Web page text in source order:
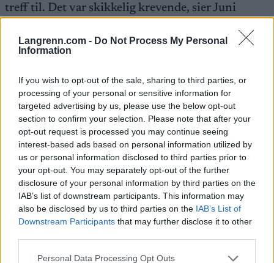
Langrenn.com - Do Not Process My Personal
Information
If you wish to opt-out of the sale, sharing to third parties, or
processing of your personal or sensitive information for
targeted advertising by us, please use the below opt-out
section to confirm your selection. Please note that after your
opt-out request is processed you may continue seeing
interest-based ads based on personal information utilized by
us or personal information disclosed to third parties prior to
your opt-out. You may separately opt-out of the further
disclosure of your personal information by third parties on the
IAB’s list of downstream participants. This information may
also be disclosed by us to third parties on the IAB’s List of
Downstream Participants that may further disclose it to other
Please note that this website/app uses one or more Google
Personal Data Processing Opt Outs
treff til. Det var skikkelig krevende, sier Juni
Det unge talentet, Maren Hjelmeset Kirkeeide, var
dagens renn. Værforholdene ble for vanskelige for
Kirkeeide. Hun måtte fem ganger i strafferunden.
Nesten hele den norske troppen var tilstede på
Sjusjøen, men Ragnhild Femsteinevik stilte ikke til
start grunnet en positiv koronatest. Dette skriver
Norges Skiskytterforbundi en pressemelding.
Skiskyttergutta går sin sprint på Sjusjøen senere i
dag, klokken 12.45.